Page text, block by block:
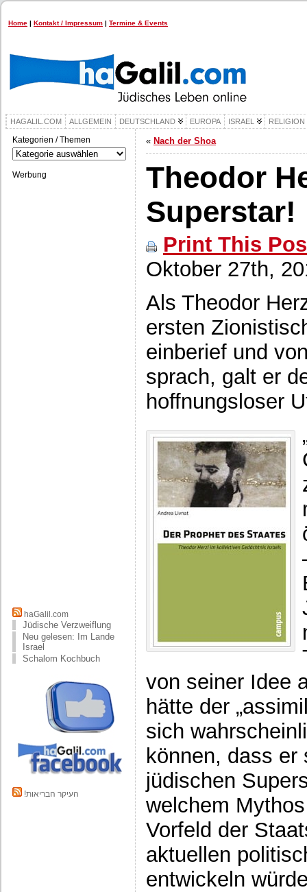
Home | Kontakt / Impressum | Termine & Events
HAGALIL.COM ALLGEMEIN DEUTSCHLAND EUROPA ISRAEL RELIGION
Kategorien / Themen
Kategorien
/
Themen
Werbung
haGalil.com
Jüdische Verzweiflung
Neu gelesen: Im Lande
Israel
Schalom Kochbuch
!העיקר הבריאות
« Nach der Shoa
Theodor
Superstar!
Print This
Oktober 27th,
Als Theodor
ersten
einberief und
sprach, galt er
hoffnungsloser
von seiner Idee
hätte der
sich
können, dass er
jüdischen
welchem
Vorfeld der
aktuellen
entwickeln